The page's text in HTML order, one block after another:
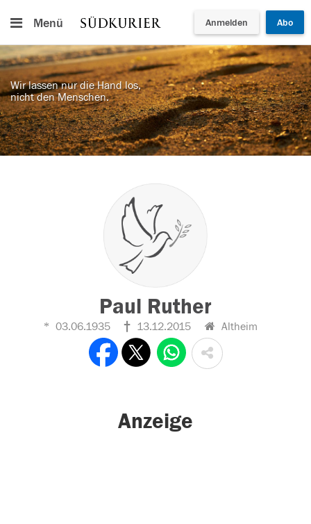
Menü Anmelden Abo
Wir lassen nur die Hand los,
nicht den Menschen.
Paul Ruther
03.06.1935 13.12.2015 Altheim
Anzeige